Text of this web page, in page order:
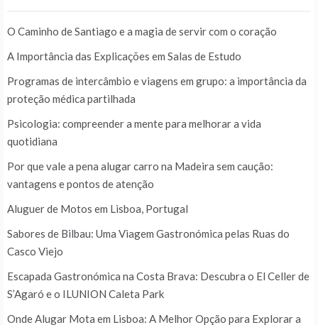
O Caminho de Santiago e a magia de servir com o coração
A Importância das Explicações em Salas de Estudo
Programas de intercâmbio e viagens em grupo: a importância da
proteção médica partilhada
Psicologia: compreender a mente para melhorar a vida
quotidiana
Por que vale a pena alugar carro na Madeira sem caução:
vantagens e pontos de atenção
Aluguer de Motos em Lisboa, Portugal
Sabores de Bilbau: Uma Viagem Gastronómica pelas Ruas do
Casco Viejo
Escapada Gastronómica na Costa Brava: Descubra o El Celler de
S’Agaró e o ILUNION Caleta Park
Onde Alugar Mota em Lisboa: A Melhor Opção para Explorar a